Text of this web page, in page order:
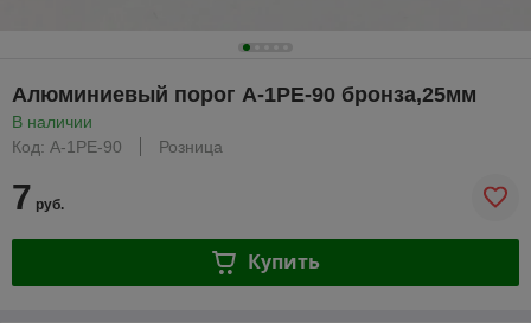
Алюминиевый порог А-1РE-90 бронза,25мм
В наличии
Код: А-1РЕ-90
Розница
7 руб.
Купить